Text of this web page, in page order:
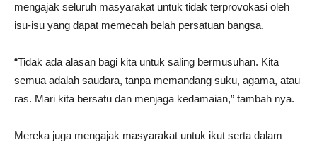
mengajak seluruh masyarakat untuk tidak terprovokasi oleh
isu-isu yang dapat memecah belah persatuan bangsa.
“Tidak ada alasan bagi kita untuk saling bermusuhan. Kita
semua adalah saudara, tanpa memandang suku, agama, atau
ras. Mari kita bersatu dan menjaga kedamaian,” tambah nya.
Mereka juga mengajak masyarakat untuk ikut serta dalam